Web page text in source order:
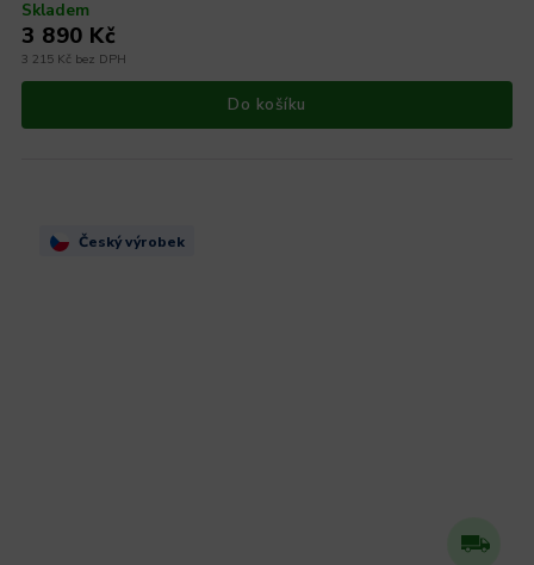
Skladem
3 215 Kč bez DPH
3 890 Kč
Do košíku
Český výrobek